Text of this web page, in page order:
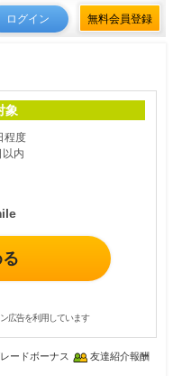
ログイン 無料会員登録
象
程度
以内
広告を利用しています
ードボーナス 友達紹介報酬